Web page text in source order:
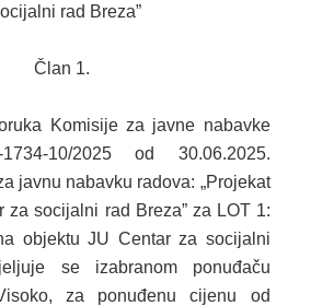
rad Breza”
Član 1.
Komisije za javne nabavke
10/2025 od 30.06.2025.
javnu nabavku radova: „Projekat
za socijalni rad Breza” za LOT 1:
objektu JU Centar za socijalni
se izabranom ponuđaču
za ponuđenu cijenu od
UREĐENJE